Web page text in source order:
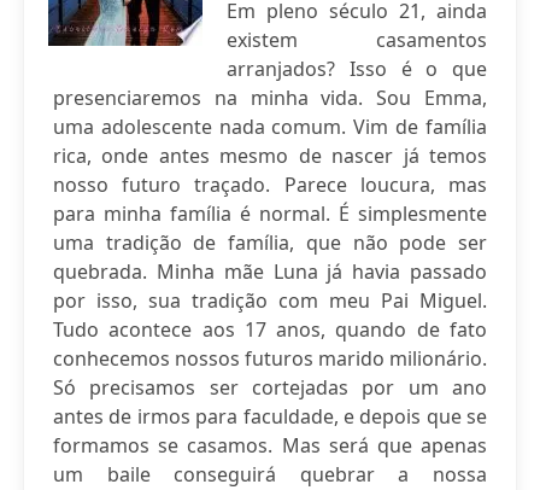
Em pleno século 21, ainda
existem casamentos
arranjados? Isso é o que
presenciaremos na minha vida. Sou Emma,
uma adolescente nada comum. Vim de família
rica, onde antes mesmo de nascer já temos
nosso futuro traçado. Parece loucura, mas
para minha família é normal. É simplesmente
uma tradição de família, que não pode ser
quebrada. Minha mãe Luna já havia passado
por isso, sua tradição com meu Pai Miguel.
Tudo acontece aos 17 anos, quando de fato
conhecemos nossos futuros marido milionário.
Só precisamos ser cortejadas por um ano
antes de irmos para faculdade, e depois que se
formamos se casamos. Mas será que apenas
um baile conseguirá quebrar a nossa